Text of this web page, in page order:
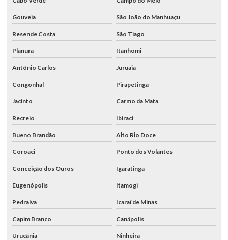
Gouveia São João do Manhuaçu
Resende Costa São Tiago
Planura Itanhomi
Antônio Carlos Juruaia
Congonhal Pirapetinga
Jacinto Carmo da Mata
Recreio Ibiraci
Bueno Brandão Alto Rio Doce
Coroaci Ponto dos Volantes
Conceição dos Ouros Igaratinga
Eugenópolis Itamogi
Pedralva Icaraí de Minas
Capim Branco Canápolis
Urucânia Ninheira